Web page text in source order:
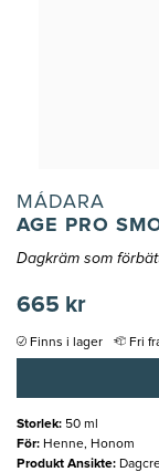
MÁDARA
AGE PRO
Dagkräm som
665 kr
Finns i lager Fri
Storlek: 50 ml
För: Henne, Honom
Produkt Ansikte: